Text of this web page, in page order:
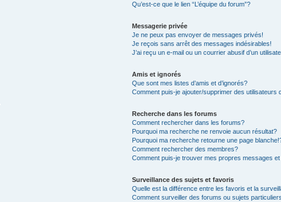
Qu’est-ce que le lien “L’équipe du forum”?
Messagerie privée
Je ne peux pas envoyer de messages privés!
Je reçois sans arrêt des messages indésirables!
J’ai reçu un e-mail ou un courrier abusif d’un
Amis et ignorés
Que sont mes listes d’amis et d’ignorés?
Comment puis-je ajouter/supprimer des utilisateurs
Recherche dans les forums
Comment rechercher dans les forums?
Pourquoi ma recherche ne renvoie aucun résultat?
Pourquoi ma recherche retourne une page
Comment rechercher des membres?
Comment puis-je trouver mes propres messages
Surveillance des sujets et favoris
Quelle est la différence entre les favoris et la
Comment surveiller des forums ou sujets